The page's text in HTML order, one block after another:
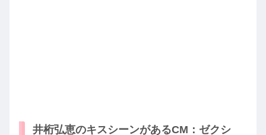
井桁弘恵のキスシーンがあるCM：ゼクシ